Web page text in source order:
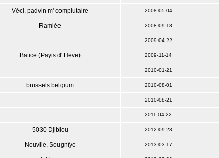
Véci, padvin m' compiutaire 2008-05-04
Ramiée 2008-09-18
2009-04-22
Batice (Payis d' Heve) 2009-11-14
2010-01-21
brussels belgium 2010-08-01
2010-08-21
2011-04-22
5030 Djiblou 2012-09-23
Neuvile, Sougnîye 2013-03-17